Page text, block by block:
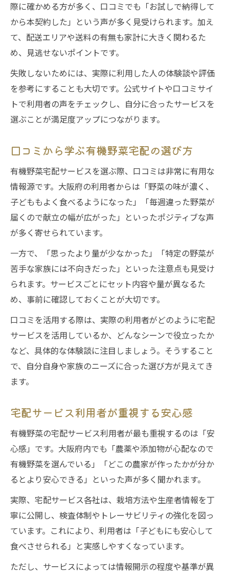
際に確かめる方が多く、口コミでも「お試しで納得して
から本契約した」という声が多く見受けられます。加え
て、配送エリアや送料の有無も家計に大きく関わるた
め、見逃せないポイントです。
失敗しないためには、実際に利用した人の体験談や評価
を参考にすることも大切です。公式サイトや口コミサイ
トで利用者の声をチェックし、自分に合ったサービスを
選ぶことが満足度アップにつながります。
口コミから学ぶ有機野菜宅配の選び方
有機野菜宅配サービスを選ぶ際、口コミは非常に有用な
情報源です。大阪府の利用者からは「野菜の味が濃く、
子どももよく食べるようになった」「毎週違った野菜が
届くので献立の幅が広がった」といったポジティブな声
が多く寄せられています。
一方で、「思ったより量が少なかった」「特定の野菜が
苦手な家族には不向きだった」といった注意点も見受け
られます。サービスごとにセット内容や量が異なるた
め、事前に確認しておくことが大切です。
口コミを活用する際は、実際の利用者がどのように宅配
サービスを活用しているか、どんなシーンで役立ったか
など、具体的な体験談に注目しましょう。そうすること
で、自分自身や家族のニーズに合った選び方が見えてき
ます。
宅配サービス利用者が重視する安心感
有機野菜の宅配サービス利用者が最も重視するのは「安
心感」です。大阪府内でも「農薬や添加物が心配なので
有機野菜を選んでいる」「どこの農家が作ったかが分か
るとより安心できる」といった声が多く聞かれます。
実際、宅配サービス各社は、栽培方法や生産者情報を丁
寧に公開し、検査体制やトレーサビリティの強化を図っ
ています。これにより、利用者は「子どもにも安心して
食べさせられる」と実感しやすくなっています。
ただし、サービスによっては情報開示の程度や基準が異